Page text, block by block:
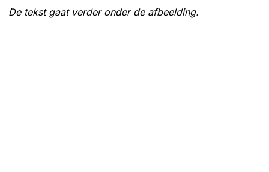
De tekst gaat verder onder de afbeelding.